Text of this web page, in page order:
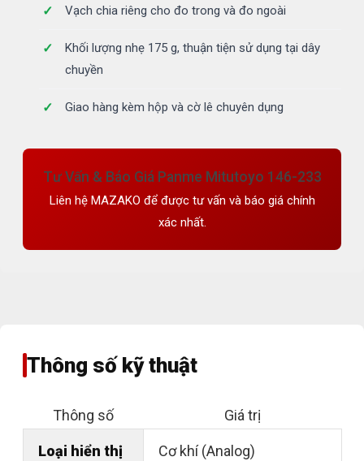
Vạch chia riêng cho đo trong và đo ngoài
Khối lượng nhẹ 175 g, thuận tiện sử dụng tại dây
chuyền
Giao hàng kèm hộp và cờ lê chuyên dụng
Tư Vấn & Báo Giá Panme Mitutoyo 146-233
Liên hệ MAZAKO để được tư vấn và báo giá chính
xác nhất.
Thông số kỹ thuật
Thông số Giá trị
Loại hiển thị Cơ khí (Analog)